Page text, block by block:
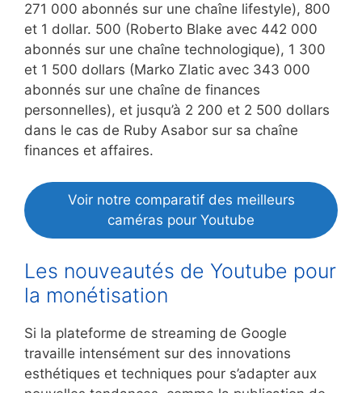
271 000 abonnés sur une chaîne lifestyle), 800
et 1 dollar. 500 (Roberto Blake avec 442 000
abonnés sur une chaîne technologique), 1 300
et 1 500 dollars (Marko Zlatic avec 343 000
abonnés sur une chaîne de finances
personnelles), et jusqu’à 2 200 et 2 500 dollars
dans le cas de Ruby Asabor sur sa chaîne
finances et affaires.
Voir notre comparatif des meilleurs
caméras pour Youtube
Les nouveautés de Youtube pour
la monétisation
Si la plateforme de streaming de Google
travaille intensément sur des innovations
esthétiques et techniques pour s’adapter aux